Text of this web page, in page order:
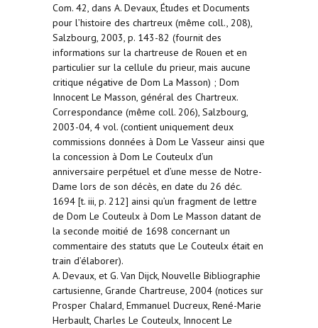
Com. 42, dans A. Devaux, Études et Documents
pour l’histoire des chartreux (même coll., 208),
Salzbourg, 2003, p. 143-82 (fournit des
informations sur la chartreuse de Rouen et en
particulier sur la cellule du prieur, mais aucune
critique négative de Dom La Masson) ; Dom
Innocent Le Masson, général des Chartreux.
Correspondance (même coll. 206), Salzbourg,
2003-04, 4 vol. (contient uniquement deux
commissions données à Dom Le Vasseur ainsi que
la concession à Dom Le Couteulx d’un
anniversaire perpétuel et d’une messe de Notre-
Dame lors de son décès, en date du 26 déc.
1694 [t. iii, p. 212] ainsi qu’un fragment de lettre
de Dom Le Couteulx à Dom Le Masson datant de
la seconde moitié de 1698 concernant un
commentaire des statuts que Le Couteulx était en
train d’élaborer).
A. Devaux, et G. Van Dijck, Nouvelle Bibliographie
cartusienne, Grande Chartreuse, 2004 (notices sur
Prosper Chalard, Emmanuel Ducreux, René-Marie
Herbault, Charles Le Couteulx, Innocent Le